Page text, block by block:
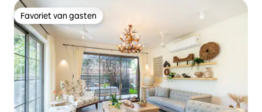
Favoriet van gasten
Favoriet van gasten